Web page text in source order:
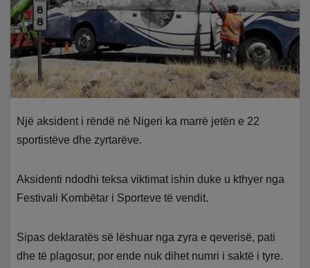
Një aksident i rëndë në Nigeri ka marrë jetën e 22
sportistëve dhe zyrtarëve.
Aksidenti ndodhi teksa viktimat ishin duke u kthyer nga
Festivali Kombëtar i Sporteve të vendit.
Sipas deklaratës së lëshuar nga zyra e qeverisë, pati
dhe të plagosur, por ende nuk dihet numri i saktë i tyre.